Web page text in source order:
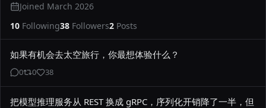
Joined March 2026
10 Following38 Followers2 Posts
如果有机会去太空旅行，你最想体验什么？
0 0 38
把模型推理服务从 REST 换成 gRPC，序列化开销降了一半，但